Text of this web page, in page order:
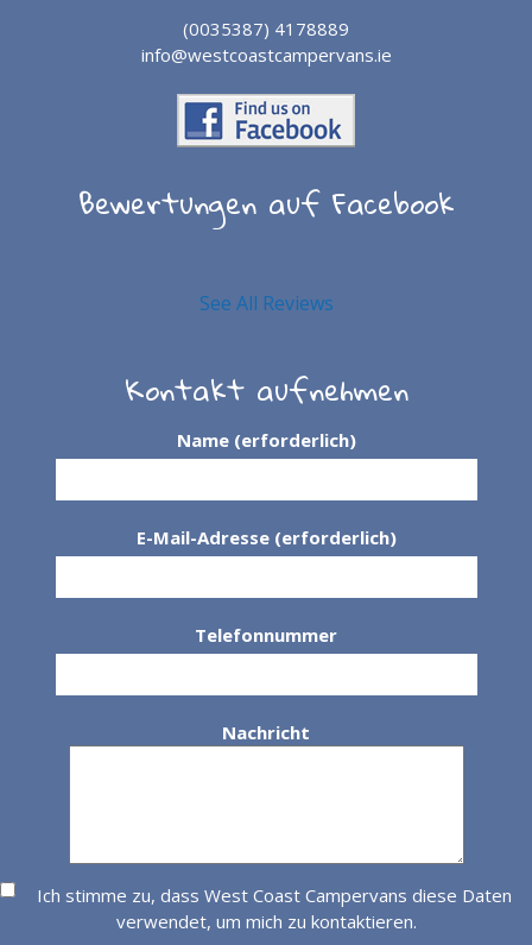
(0035387) 4178889
info@westcoastcampervans.ie
Bewertungen auf Facebook
See All Reviews
Kontakt aufnehmen
Name (erforderlich)
E-Mail-Adresse (erforderlich)
Telefonnummer
Nachricht
Ich stimme zu, dass West Coast Campervans diese Daten
verwendet, um mich zu kontaktieren.